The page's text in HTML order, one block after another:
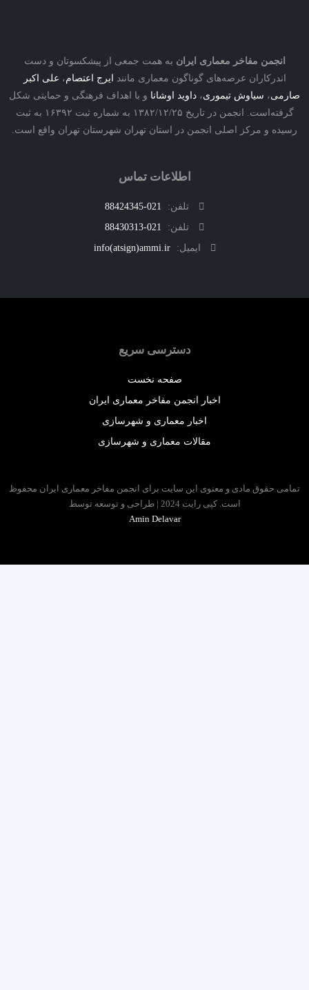
مفاخر معماری ایرانبه همت جمعی از پیشکسوتان و دست
عرصه‌های گوناگون معماری مانندایرج اعتصام،علی اکبر
،سیاوش تیموری،داوید اوشاناو با اهداف فرهنگی و حمایتی شکل
گرفته‌است. انجمن در تاریخ ۱۳۸۲/۱۲/۲۵ به شماره ثبت ۱۶۳۹۲ به ثبت
و مرکز اصلی انجمن در استان تهران شهرستان تهران واقع است.
اطلاعات تماس
تلفن:
021-88424345
تلفن:
021-88430313
ایمیل:
info(atsign)ammi.ir
دسترسی سریع
صفحه نخست
اخبار انجمن مفاخر معماری ایران
اخبار معماری و شهرسازی
مقالات معماری و شهرسازی
حقوق مادی و معنوی این سایت برای انجمن مفاخر معماری ایران محفوظ
است. کپی رایت 2024 | طراحی و توسعه توسط
Amin Delavar